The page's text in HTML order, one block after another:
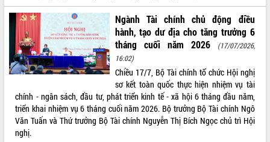
Khám bệnh, cấp phát thuốc miễn phí
và tặng quà người dân xã Cư Pui
Hội nghị UBND tỉnh Đắk Lắk thường kỳ
tháng 7/2026
Lễ truy tặng danh hiệu “Bà Mẹ Việt
Nam Anh hùng” và trao Huân chương
Lao động
Ngành Tài chính chủ động điều
hành, tạo dư địa cho tăng trưởng 6
tháng cuối năm 2026
(17/07/2026,
16:02)
Chiều 17/7, Bộ Tài chính tổ chức Hội nghị
sơ kết toàn quốc thực hiện nhiệm vụ tài
chính - ngân sách, đầu tư, phát triển kinh tế - xã hội 6 tháng đầu năm,
triển khai nhiệm vụ 6 tháng cuối năm 2026. Bộ trưởng Bộ Tài chính Ngô
Văn Tuấn và Thứ trưởng Bộ Tài chính Nguyễn Thị Bích Ngọc chủ trì Hội
nghị.